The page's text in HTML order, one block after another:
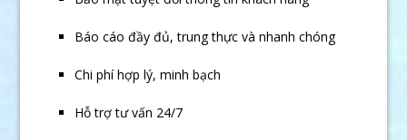
Báo cáo đầy đủ, trung thực và nhanh chóng
Chi phí hợp lý, minh bạch
Hỗ trợ tư vấn 24/7